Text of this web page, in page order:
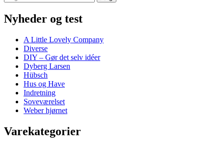
efter:
Nyheder og test
A Little Lovely Company
Diverse
DIY – Gør det selv idéer
Dyberg Larsen
Hübsch
Hus og Have
Indretning
Soveværelset
Weber hjørnet
Varekategorier